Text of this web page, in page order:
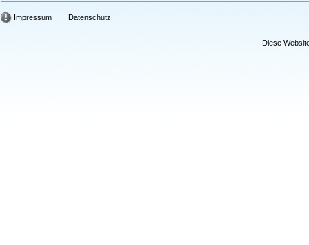
Impressum Datenschutz
Diese